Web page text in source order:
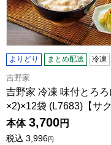
よりどり まとめ配送 冷凍
吉野家
吉野家 冷凍 味付とろろ
×2)×12袋 (L7683)【サク
本体 3,700円
税込 3,996円